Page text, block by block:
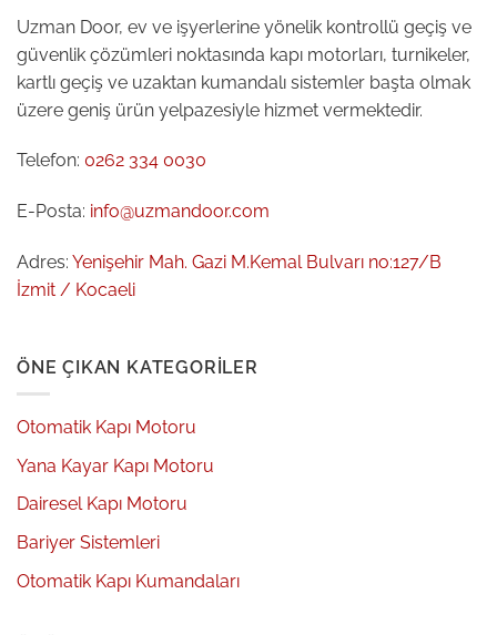
Uzman Door, ev ve işyerlerine yönelik kontrollü geçiş ve
güvenlik çözümleri noktasında kapı motorları, turnikeler,
kartlı geçiş ve uzaktan kumandalı sistemler başta olmak
üzere geniş ürün yelpazesiyle hizmet vermektedir.
Telefon: 0262 334 0030
E-Posta: info@uzmandoor.com
Adres: Yenişehir Mah. Gazi M.Kemal Bulvarı no:127/B
İzmit / Kocaeli
ÖNE ÇIKAN KATEGORILER
Otomatik Kapı Motoru
Yana Kayar Kapı Motoru
Dairesel Kapı Motoru
Bariyer Sistemleri
Otomatik Kapı Kumandaları